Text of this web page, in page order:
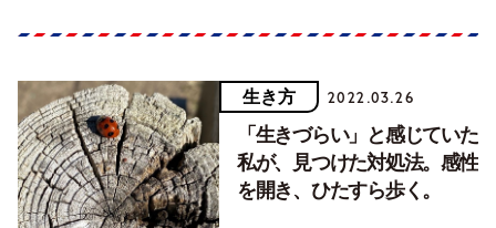
生き方 2022.03.26
「生きづらい」と感じていた
私が、見つけた対処法。感性
を開き、ひたすら歩く。